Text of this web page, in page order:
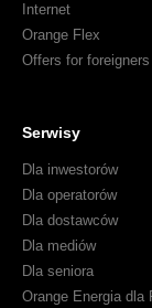
Internet
Orange Flex
Offers for foreigners
Serwisy
Dla inwestorów
Dla operatorów
Dla dostawców
Dla mediów
Dla seniora
Orange Energia dla